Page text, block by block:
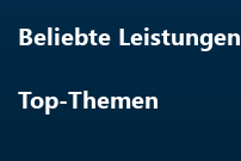
Beliebte Leistungen
Top-Themen